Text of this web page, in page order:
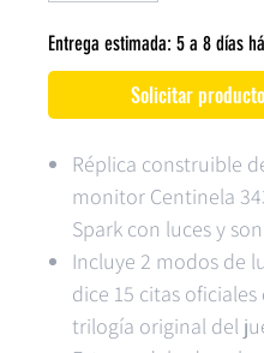
Entrega estimada: 5 a 8 días
Solicitar producto
Réplica construible
monitor Centinela
Spark con luces y
Incluye 2 modos de
dice 15 citas oficiales
trilogía original del